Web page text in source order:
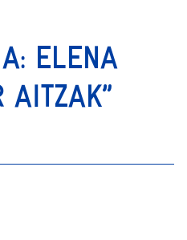
ELENA
AITZAK”